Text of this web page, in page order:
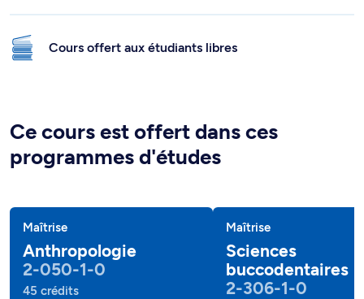
Cours offert aux étudiants libres
Ce cours est offert dans ces
programmes d'études
Maîtrise
Anthropologie
2-050-1-0
45 crédits
Maîtrise
Sciences
buccodentaires
2-306-1-0